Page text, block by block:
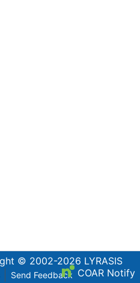
© 2002-2026 LYRASIS
Send Feedback COAR Notify